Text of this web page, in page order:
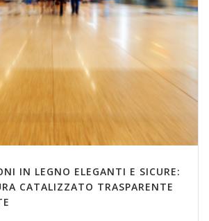
IN LEGNO ELEGANTI E SICURE:
CATALIZZATO TRASPARENTE